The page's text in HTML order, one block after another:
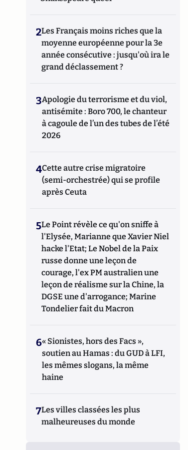
2Les Français moins riches que la
moyenne européenne pour la 3e
année consécutive : jusqu'où ira le
grand déclassement ?
3Apologie du terrorisme et du viol,
antisémite : Boro 700, le chanteur
à cagoule de l’un des tubes de l’été
2026
4Cette autre crise migratoire
(semi-orchestrée) qui se profile
après Ceuta
5Le Point révèle ce qu'on sniffe à
l'Elysée, Marianne que Xavier Niel
hacke l'Etat; Le Nobel de la Paix
russe donne une leçon de
courage, l'ex PM australien une
leçon de réalisme sur la Chine, la
DGSE une d'arrogance; Marine
Tondelier fait du Macron
6« Sionistes, hors des Facs »,
soutien au Hamas : du GUD à LFI,
les mêmes slogans, la même
haine
7Les villes classées les plus
malheureuses du monde